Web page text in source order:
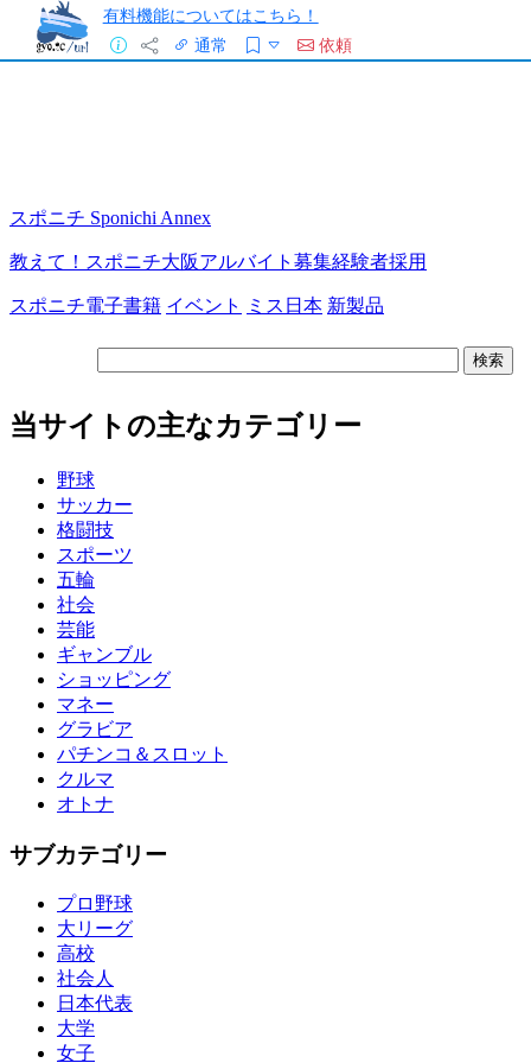
有料機能についてはこちら！
通常
依頼